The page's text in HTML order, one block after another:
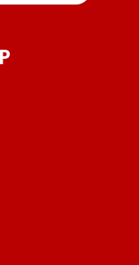
息子の車好きが